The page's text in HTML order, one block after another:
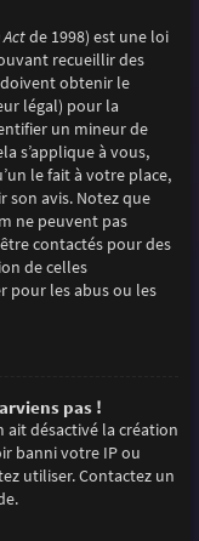
de 1998) est une loi
recueillir des
obtenir le
légal) pour la
un mineur de
s’applique à vous,
le fait à votre place,
avis. Notez que
ne peuvent pas
contactés pour des
de celles
pour les abus ou les
pas !
désactivé la création
banni votre IP ou
utiliser. Contactez un